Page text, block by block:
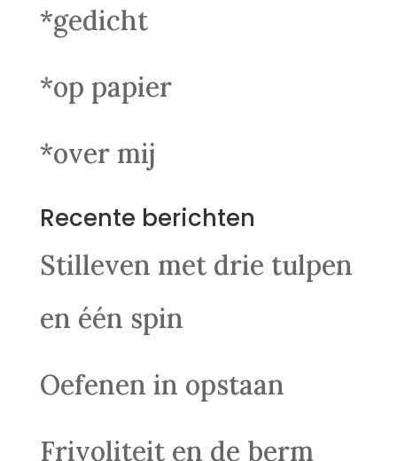
*gedicht
*op papier
*over mij
Recente berichten
Stilleven met drie tulpen
en één spin
Oefenen in opstaan
Frivoliteit en de berm